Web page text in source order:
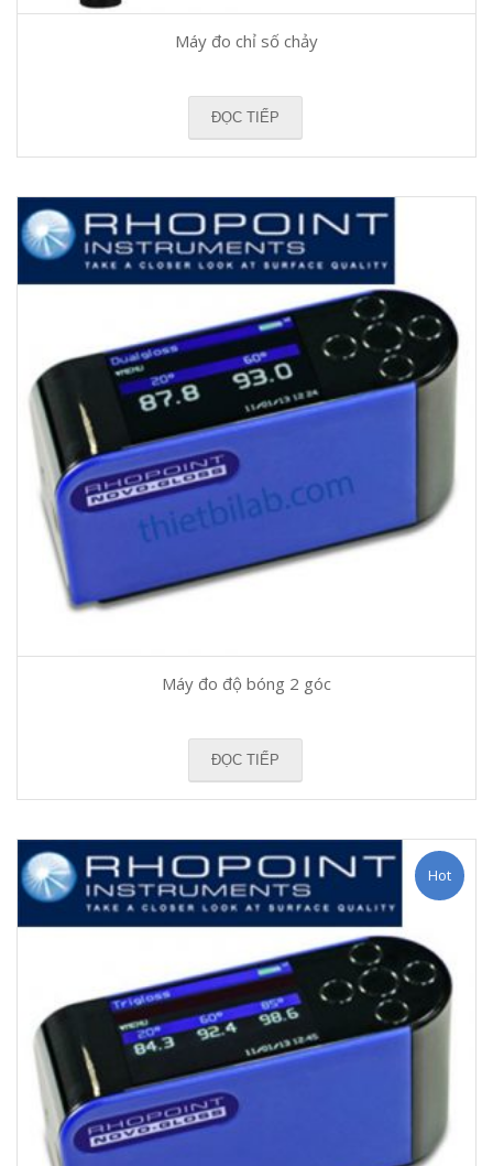
Máy đo chỉ số chảy
ĐỌC TIẾP
Máy đo độ bóng 2 góc
ĐỌC TIẾP
Hot